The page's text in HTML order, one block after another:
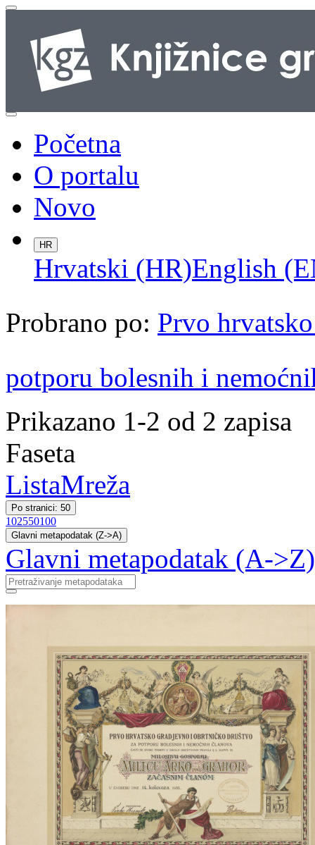
Početna
O portalu
Novo
HR
Hrvatski (HR)English
Probrano po: Prvo
potporu bolesnih i
Prikazano 1-2 od 2 zapisa
Faseta
ListaMreža
Po stranici: 50
102550100
Glavni metapodatak (Z->A)
Glavni metapodatak (A->Z)